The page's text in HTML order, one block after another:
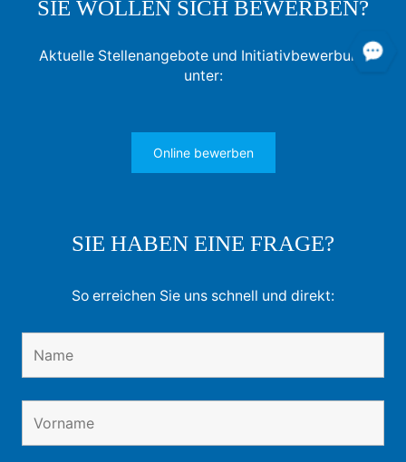
SIE WOLLEN SICH BEWERBEN?
Aktuelle Stellenangebote und Initiativbewerbung
unter:
Online bewerben
SIE HABEN EINE FRAGE?
So erreichen Sie uns schnell und direkt: